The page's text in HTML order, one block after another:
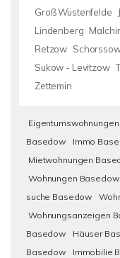
Groß Wüstenfelde
Lindenberg
Retzow
Sukow - Levitzow
Zettemin
Basedow
Immo
Mietwohnungen
Wohnungen Basedow
suche Basedow
Wohnungsanzeigen
Basedow
Häuser
Basedow
Immobilie